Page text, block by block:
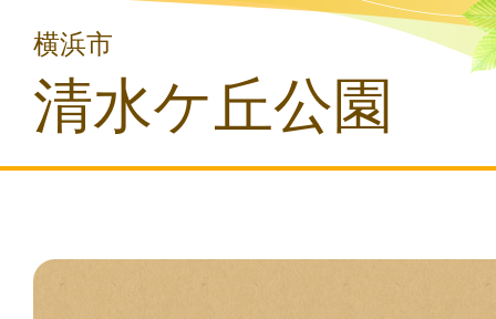
横浜市
清水ケ丘公園